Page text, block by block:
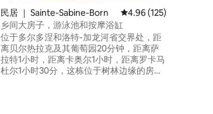
民居 ｜ Sainte-Sabine-Born 平均评分 4.96 分（满
4.96 (125)
乡间大房子，游泳池和按摩浴缸
位于多尔多涅和洛特-加龙河省交界处，距
离贝尔热拉克及其葡萄园20分钟，距离萨
拉特1小时，距离卡奥尔1小时，距离罗卡马
杜尔1小时30分，这栋位于树林边缘的房子